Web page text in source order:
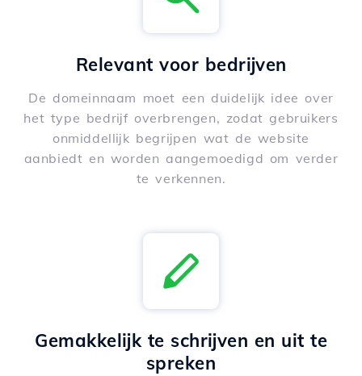
Relevant voor bedrijven
De domeinnaam moet een duidelijk idee over
het type bedrijf overbrengen, zodat gebruikers
onmiddellijk begrijpen wat de website
aanbiedt en worden aangemoedigd om verder
te verkennen.
Gemakkelijk te schrijven en uit te
spreken